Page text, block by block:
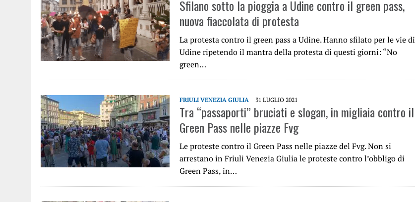
Sfilano sotto la pioggia a Udine contro il green pass,
nuova fiaccolata di protesta
La protesta contro il green pass a Udine. Hanno sfilato per le vie di
Udine ripetendo il mantra della protesta di questi giorni: “No
green…
FRIULI VENEZIA GIULIA 31 LUGLIO 2021
Tra “passaporti” bruciati e slogan, in migliaia contro il
Green Pass nelle piazze Fvg
Le proteste contro il Green Pass nelle piazze del Fvg. Non si
arrestano in Friuli Venezia Giulia le proteste contro l’obbligo di
Green Pass, in…